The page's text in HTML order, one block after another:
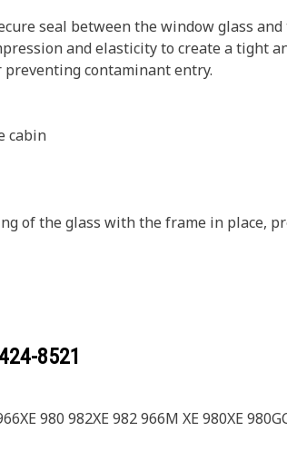
seal between the window glass
and elasticity to create a tight
contaminant entry.
cabin
of the glass with the frame in place,
8521
980 982XE 982 966M XE 980XE